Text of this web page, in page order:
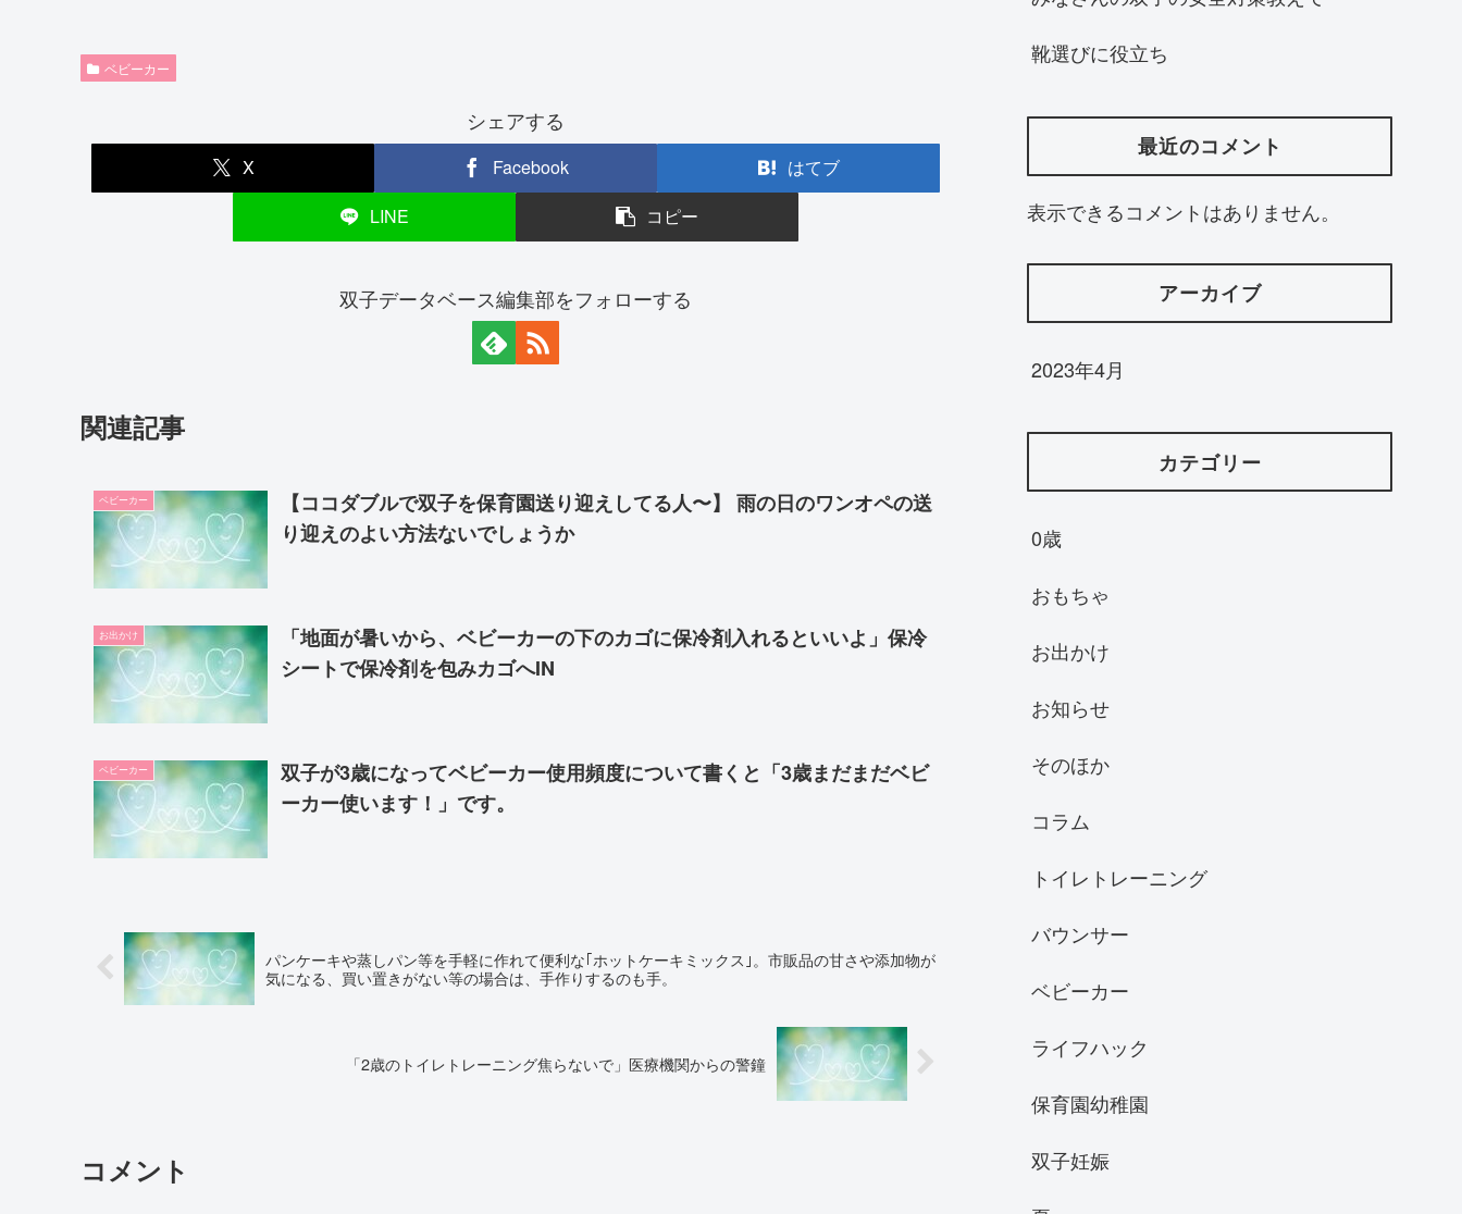
ベビーカー
シェアする
X Facebook
はてブ
LINE
コピー
双子データベース編集部をフォローする
関連記事
ベビーカー
【ココダブルで双子を保育園送り迎えしてる人〜】 雨の日のワンオペの送
り迎えのよい方法ないでしょうか
お出かけ
「地面が暑いから、ベビーカーの下のカゴに保冷剤入れるといいよ」保冷
シートで保冷剤を包みカゴへIN
ベビーカー
双子が3歳になってベビーカー使用頻度について書くと「3歳まだまだベビ
ーカー使います！」です。
パンケーキや蒸しパン等を手軽に作れて便利な｢ホットケーキミックス｣。市販品の甘さや添加物が
気になる、買い置きがない等の場合は、手作りするのも手。
「2歳のトイレトレーニング焦らないで」医療機関からの警鐘
コメント
靴選びに役立ち
最近のコメント
表示できるコメントはありません。
アーカイブ
2023年4月
カテゴリー
0歳
おもちゃ
お出かけ
お知らせ
そのほか
コラム
トイレトレーニング
バウンサー
ベビーカー
ライフハック
保育園幼稚園
双子妊娠